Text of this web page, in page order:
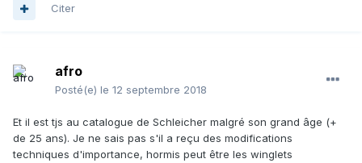
Citer
afro
Posté(e) le 12 septembre 2018
Et il est tjs au catalogue de Schleicher malgré son grand âge (+
de 25 ans). Je ne sais pas s'il a reçu des modifications
techniques d'importance, hormis peut être les winglets